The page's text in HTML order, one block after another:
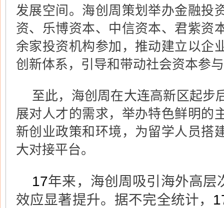
发展空间。海创周策划举办金融投
资、乐博资本、中信资本、君紫资
余家投资机构参加，推动建立以企
创新体系，引导和带动社会资本参
至此，海创周在大连高新区起步
展对人才的需求，举办特色鲜明的
新创业政策和环境，为留学人员搭
大对接平台。
17年来，海创周吸引海外高
效应显著提升。据不完全统计，